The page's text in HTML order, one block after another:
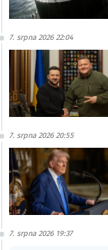
7. srpna 2026 22:04
7. srpna 2026 20:55
7. srpna 2026 19:37